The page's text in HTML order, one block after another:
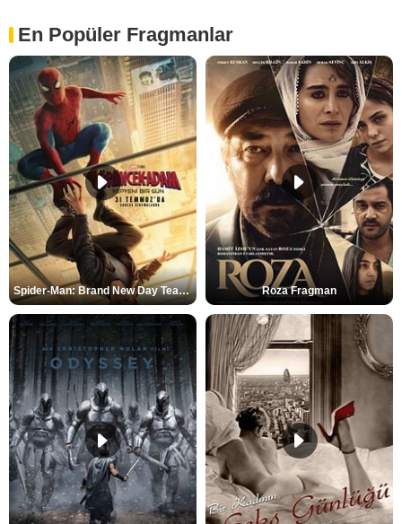
En Popüler Fragmanlar
Spider-Man: Brand New Day Teaser Roza Fragman